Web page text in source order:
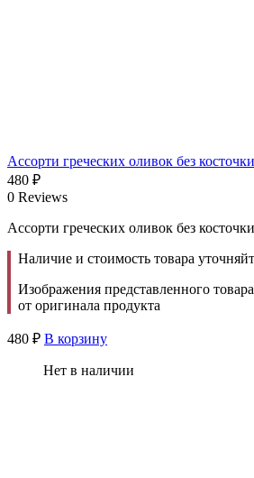
Ассорти греческих оливок без
480 ₽
0 Reviews
Ассорти греческих оливок без
Наличие и стоимость товара
Изображения представленного
от оригинала продукта
480 ₽ В корзину
Нет в наличии